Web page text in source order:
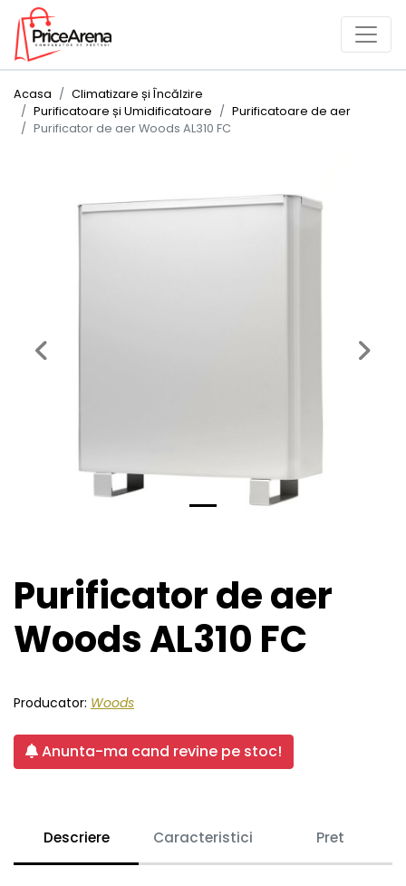
Acasa
Climatizare și Încălzire
Purificatoare și Umidificatoare
Purificatoare de aer
Purificator de aer Woods AL310 FC
Previous Next
Purificator de aer
Woods AL310 FC
Producator: Woods
Anunta-ma cand revine pe stoc!
Descriere Caracteristici Pret